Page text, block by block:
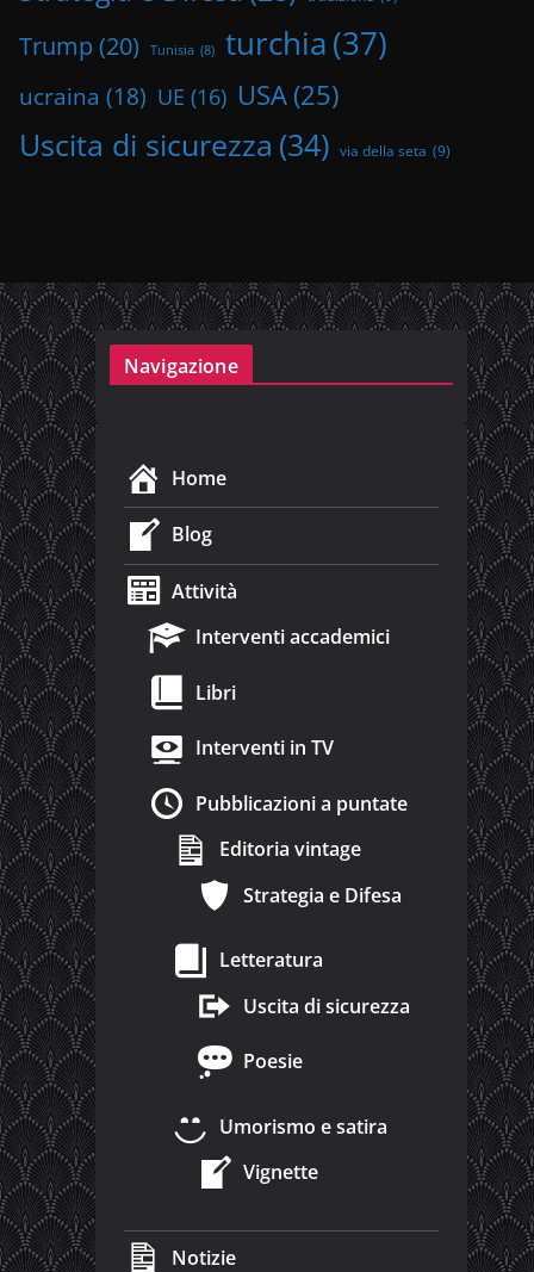
Trump (20) Tunisia (8) turchia(37)
ucraina (18) UE (16) USA (25)
Uscita di sicurezza (34) via della seta (9)
Navigazione
Home
Blog
Attività
Interventi accademici
Libri
Interventi in TV
Pubblicazioni a puntate
Editoria vintage
Strategia e Difesa
Letteratura
Uscita di sicurezza
Poesie
Umorismo e satira
Vignette
Notizie